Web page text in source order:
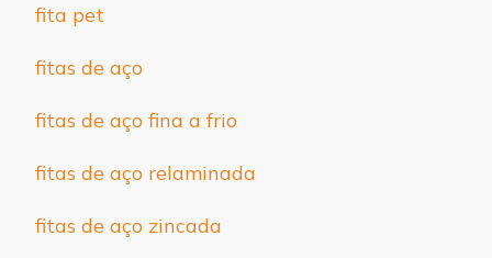
fita pet
fitas de aço
fitas de aço fina a frio
fitas de aço relaminada
fitas de aço zincada